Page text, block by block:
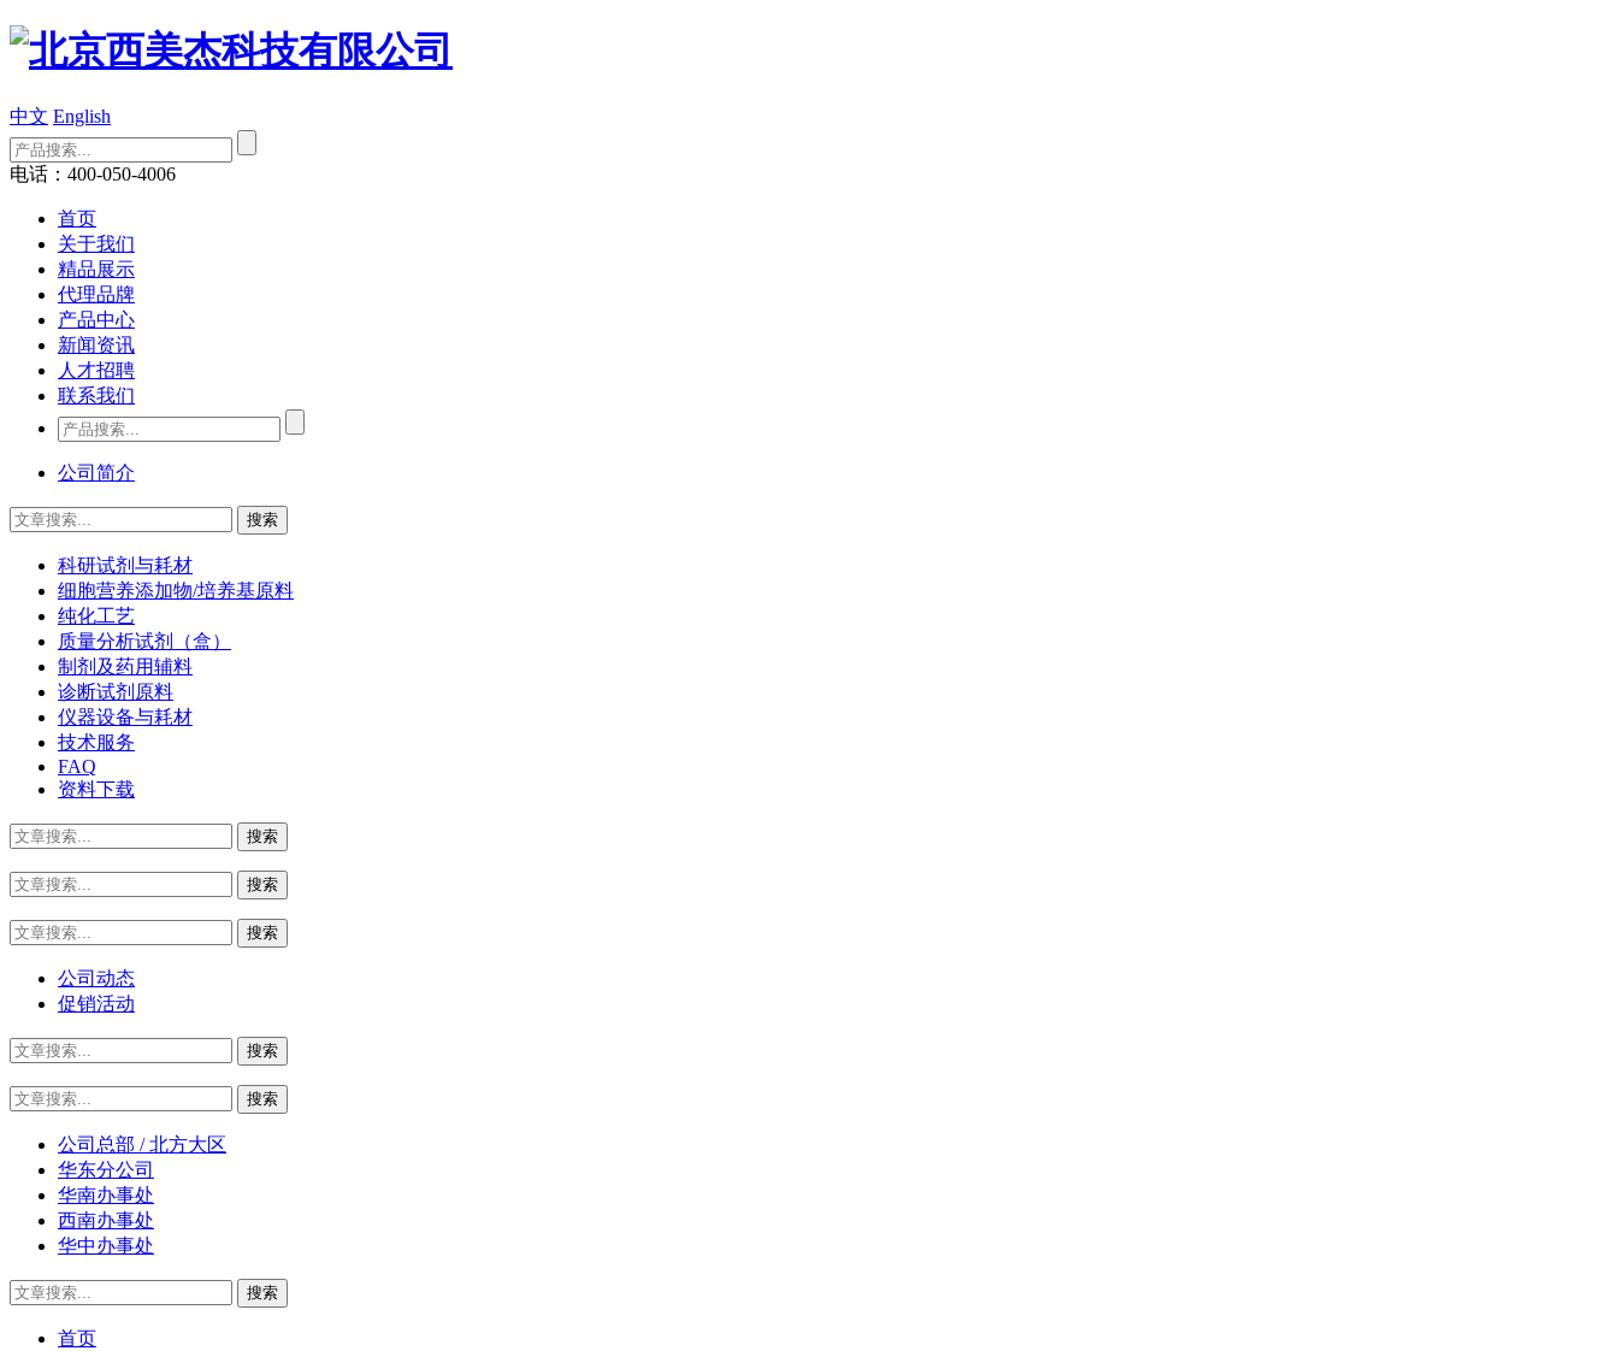
中文 English
电话：400-050-4006
首页
关于我们
精品展示
代理品牌
产品中心
新闻资讯
人才招聘
联系我们
公司简介
科研试剂与耗材
细胞营养添加物/培养基原料
纯化工艺
质量分析试剂（盒）
制剂及药用辅料
诊断试剂原料
仪器设备与耗材
技术服务
FAQ
资料下载
公司动态
促销活动
公司总部 / 北方大区
华东分公司
华南办事处
西南办事处
华中办事处
首页